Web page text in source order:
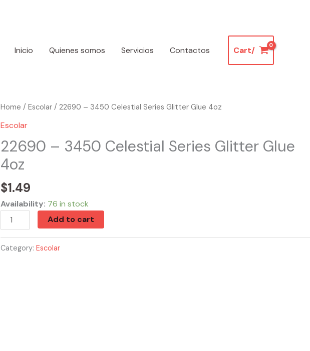
Inicio Quienes somos Servicios Contactos Cart/
Home / Escolar/ 22690 – 3450 Celestial Series Glitter Glue 4oz
Escolar
22690 – 3450 Celestial Series Glitter Glue
4oz
$1.49
Availability: 76 in stock
22690
-
Celestial
Series
Glue
4oz
quantity
Add to cart
Category: Escolar